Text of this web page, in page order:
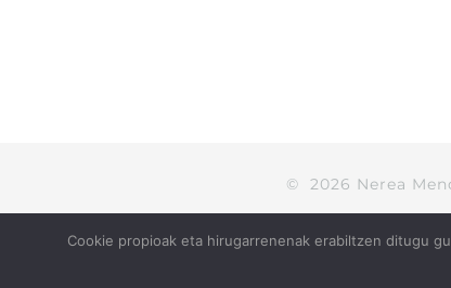
© 2026 Nerea
Cookie propioak eta hirugarrenenak erabiltzen ditugu